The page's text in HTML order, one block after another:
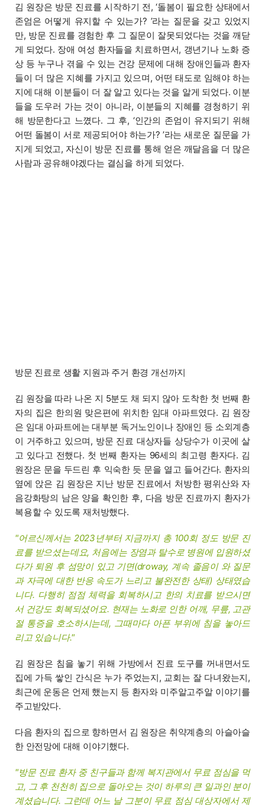
김 원장은 방문 진료를 시작하기 전, ‘돌봄이 필요한 상태에서
존엄은 어떻게 유지할 수 있는가? ’라는 질문을 갖고 있었지
만, 방문 진료를 경험한 후 그 질문이 잘못되었다는 것을 깨닫
게 되었다. 장애 여성 환자들을 치료하면서, 갱년기나 노화 증
상 등 누구나 겪을 수 있는 건강 문제에 대해 장애인들과 환자
들이 더 많은 지혜를 가지고 있으며, 어떤 태도로 임해야 하는
지에 대해 이분들이 더 잘 알고 있다는 것을 알게 되었다. 이분
들을 도우러 가는 것이 아니라, 이분들의 지혜를 경청하기 위
해 방문한다고 느꼈다. 그 후, ‘인간의 존엄이 유지되기 위해
어떤 돌봄이 서로 제공되어야 하는가? ’라는 새로운 질문을 가
지게 되었고, 자신이 방문 진료를 통해 얻은 깨달음을 더 많은
사람과 공유해야겠다는 결심을 하게 되었다.
방문 진료로 생활 지원과 주거 환경 개선까지
김 원장을 따라 나온 지 5분도 채 되지 않아 도착한 첫 번째 환
자의 집은 한의원 맞은편에 위치한 임대 아파트였다. 김 원장
은 임대 아파트에는 대부분 독거노인이나 장애인 등 소외계층
이 거주하고 있으며, 방문 진료 대상자들 상당수가 이곳에 살
고 있다고 전했다. 첫 번째 환자는 96세의 최고령 환자다. 김
원장은 문을 두드린 후 익숙한 듯 문을 열고 들어간다. 환자의
옆에 앉은 김 원장은 지난 방문 진료에서 처방한 평위산와 자
음강화탕의 남은 양을 확인한 후, 다음 방문 진료까지 환자가
복용할 수 있도록 재처방했다.
"어르신께서는 2023년부터 지금까지 총 100회 정도 방문 진
료를 받으셨는데요, 처음에는 장염과 탈수로 병원에 입원하셨
다가 퇴원 후 섬망이 있고 기면(droway, 계속 졸음이 와 질문
과 자극에 대한 반응 속도가 느리고 불완전한 상태) 상태였습
니다. 다행히 점점 체력을 회복하시고 한의 치료를 받으시면
서 건강도 회복되셨어요. 현재는 노화로 인한 어깨, 무릎, 고관
절 통증을 호소하시는데, 그때마다 아픈 부위에 침을 놓아드
리고 있습니다."
김 원장은 침을 놓기 위해 가방에서 진료 도구를 꺼내면서도
집에 가득 쌓인 간식은 누가 주었는지, 교회는 잘 다녀왔는지,
최근에 운동은 언제 했는지 등 환자와 미주알고주알 이야기를
주고받았다.
다음 환자의 집으로 향하면서 김 원장은 취약계층의 아슬아슬
한 안전망에 대해 이야기했다.
"방문 진료 환자 중 친구들과 함께 복지관에서 무료 점심을 먹
고, 그 후 천천히 집으로 돌아오는 것이 하루의 큰 일과인 분이
계셨습니다. 그런데 어느 날 그분이 무료 점심 대상자에서 제